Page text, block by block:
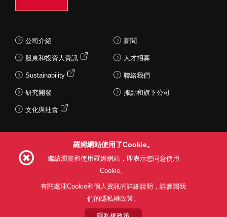
公司介紹
股東和投資人資訊
Sustainability
研究開發
文化與社會
新聞
人才招募
聯絡我們
據點和旗下公司
利用目的 隱私權政策
關於本公司產品銷售之標準條款(PDF)
羅姆網站使用了Cookie。
繼續瀏覽和使用羅姆網站，即表示您同意使用
Cookie。
有關處理Cookie和個人資訊的詳細說明，請參閱我
們的隱私權政策。